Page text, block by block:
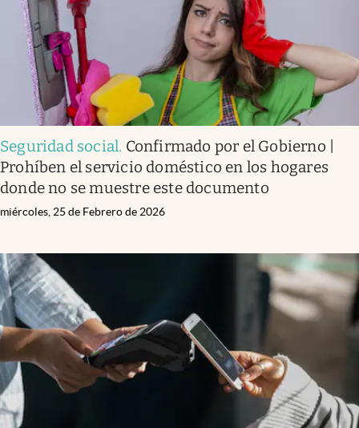
Seguridad social. Confirmado por el Gobierno |
Prohíben el servicio doméstico en los hogares
donde no se muestre este documento
miércoles, 25 de Febrero de 2026